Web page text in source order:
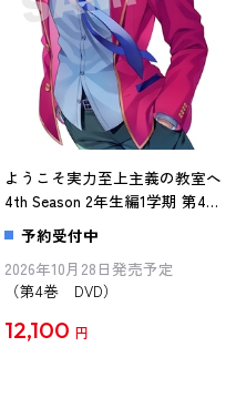
ようこそ実力至上主義の教室へ
4th Season 2年生編1学期 第4巻
予約受付中
2026年10月28日発売予定
（第4巻 DVD）
12,100 円